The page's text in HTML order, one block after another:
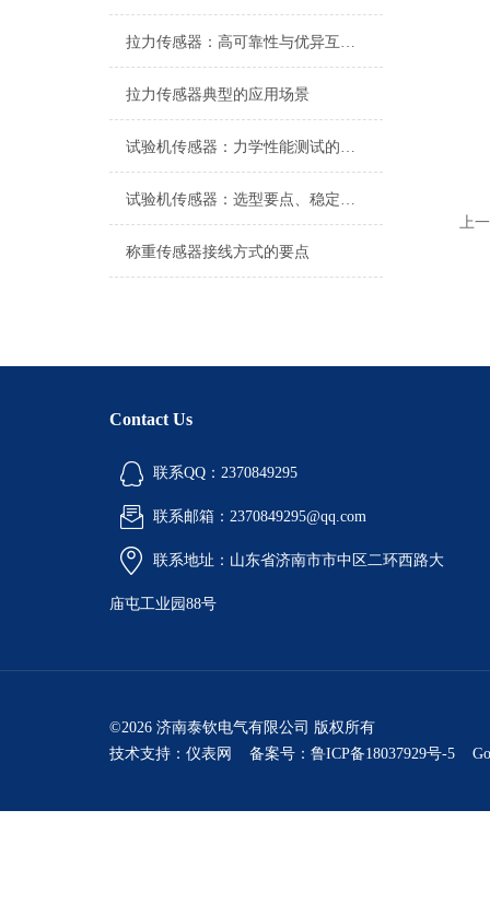
拉力传感器：高可靠性与优异互换性的技术解析
拉力传感器典型的应用场景
试验机传感器：力学性能测试的核心组件解析
试验机传感器：选型要点、稳定性及分类详解
称重传感器接线方式的要点
上
Contact Us
联系QQ：2370849295
联系邮箱：2370849295@qq.com
联系地址：山东省济南市市中区二环西路大
庙屯工业园88号
©2026 济南泰钦电气有限公司 版权所有
技术支持： 仪表网 备案号：鲁ICP备18037929号-5